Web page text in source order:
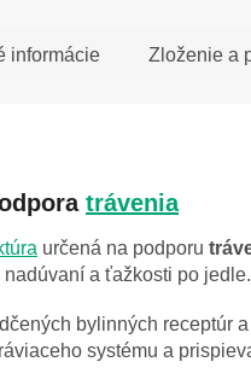
informácie Zloženie a
trávenia
určená na podporu
a ťažkosti po jedle.
bylinných
systému a